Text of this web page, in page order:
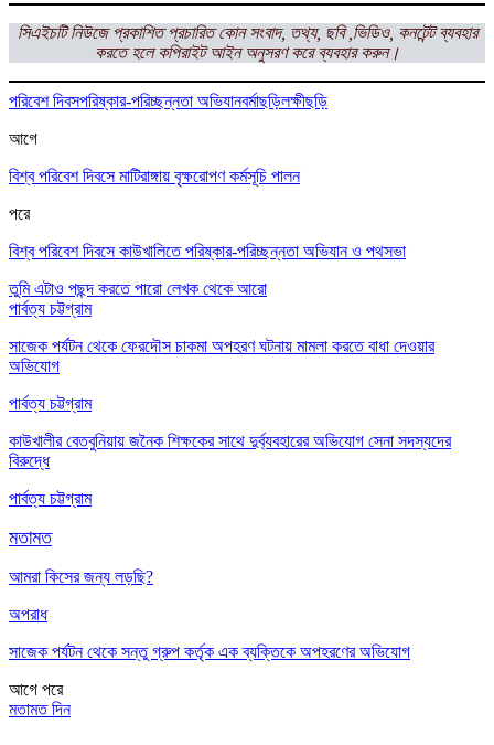
সিএইচটি নিউজে প্রকাশিত প্রচারিত কোন সংবাদ, তথ্য, ছবি ,ভিডিও, কনটেন্ট ব্যবহার
করতে হলে কপিরাইট আইন অনুসরণ করে ব্যবহার করুন।
পরিবেশ দিবসপরিষ্কার-পরিচ্ছন্নতা অভিযানবর্মাছড়িলক্ষীছড়ি
আগে
বিশ্ব পরিবেশ দিবসে মাটিরাঙ্গায় বৃক্ষরোপণ কর্মসূচি পালন
পরে
বিশ্ব পরিবেশ দিবসে কাউখালিতে পরিষ্কার-পরিচ্ছন্নতা অভিযান ও পথসভা
তুমি এটাও পছন্দ করতে পারো লেখক থেকে আরো
পার্বত্য চট্টগ্রাম
সাজেক পর্যটন থেকে ফেরদৌস চাকমা অপহরণ ঘটনায় মামলা করতে বাধা দেওয়ার
অভিযোগ
পার্বত্য চট্টগ্রাম
কাউখালীর বেতবুনিয়ায় জনৈক শিক্ষকের সাথে দুর্ব্যবহারের অভিযোগ সেনা সদস্যদের
বিরুদ্ধে
পার্বত্য চট্টগ্রাম
মতামত
আমরা কিসের জন্য লড়ছি?
অপরাধ
সাজেক পর্যটন থেকে সন্তু গ্রুপ কর্তৃক এক ব্যক্তিকে অপহরণের অভিযোগ
আগে পরে
মতামত দিন